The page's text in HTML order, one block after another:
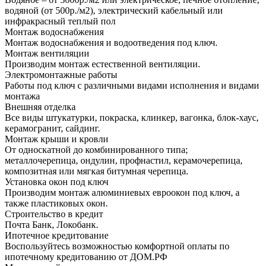
водяной (от 500р./м2), электрический кабельный или
инфракрасный теплый пол
Монтаж водоснабжения
Монтаж водоснабжения и водоотведения под ключ.
Монтаж вентиляции
Производим монтаж естественной вентиляции.
Электромонтажные работы
Работы под ключ с различными видами исполнения и видами
монтажа
Внешняя отделка
Все виды штукатурки, покраска, клинкер, вагонка, блок-хаус,
керамогранит, сайдинг.
Монтаж крыши и кровли
От односкатной до комбинированного типа;
металлочерепица, ондулин, профнастил, керамочерепица,
композитная или мягкая битумная черепица.
Установка окон под ключ
Производим монтаж алюминиевых евроокон под ключ, а
также пластиковых окон.
Строительство в кредит
Почта Банк, Локобанк.
Ипотечное кредитование
Воспользуйтесь возможностью комфортной оплаты по
ипотечному кредитованию от ДОМ.РФ